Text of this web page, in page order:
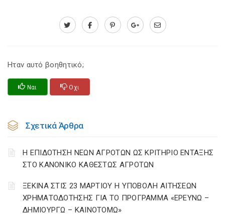
Ηταν αυτό βοηθητικό;
Ναι Οχι
Σχετικά Άρθρα
Η ΕΠΙΔΟΤΗΣΗ ΝΕΩΝ ΑΓΡΟΤΩΝ ΩΣ ΚΡΙΤΗΡΙΟ ΕΝΤΑΞΗΣ
ΣΤΟ ΚΑΝΟΝΙΚΟ ΚΑΘΕΣΤΩΣ ΑΓΡΟΤΩΝ
ΞΕΚΙΝΑ ΣΤΙΣ 23 ΜΑΡΤΙΟΥ Η ΥΠΟΒΟΛΗ ΑΙΤΗΣΕΩΝ
ΧΡΗΜΑΤΟΔΟΤΗΣΗΣ ΓΙΑ ΤΟ ΠΡΟΓΡΑΜΜΑ «ΕΡΕΥΝΩ –
ΔΗΜΙΟΥΡΓΩ – ΚΑΙΝΟΤΟΜΩ»